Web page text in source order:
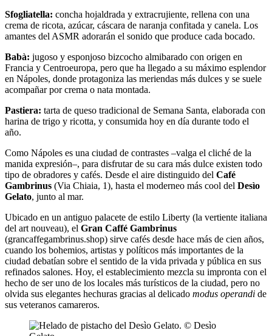
Sfogliatella: concha hojaldrada y extracrujiente, rellena con una
crema de ricota, azúcar, cáscara de naranja confitada y canela. Los
amantes del ASMR adorarán el sonido que produce cada bocado.
Babà: jugoso y esponjoso bizcocho almibarado con origen en
Francia y Centroeuropa, pero que ha llegado a su máximo esplendor
en Nápoles, donde protagoniza las meriendas más dulces y se suele
acompañar por crema o nata montada.
Pastiera: tarta de queso tradicional de Semana Santa, elaborada con
harina de trigo y ricotta, y consumida hoy en día durante todo el
año.
Como Nápoles es una ciudad de contrastes –valga el cliché de la
manida expresión–, para disfrutar de su cara más dulce existen todo
tipo de obradores y cafés. Desde el aire distinguido del Café
Gambrinus (Via Chiaia, 1), hasta el moderneo más cool del Desìo
Gelato, junto al mar.
Ubicado en un antiguo palacete de estilo Liberty (la vertiente italiana
del art nouveau), el Gran Caffé Gambrinus
(grancaffegambrinus.shop) sirve cafés desde hace más de cien años,
cuando los bohemios, artistas y políticos más importantes de la
ciudad debatían sobre el sentido de la vida privada y pública en sus
refinados salones. Hoy, el establecimiento mezcla su impronta con el
hecho de ser uno de los locales más turísticos de la ciudad, pero no
olvida sus elegantes hechuras gracias al delicado modus operandi de
sus veteranos camareros.